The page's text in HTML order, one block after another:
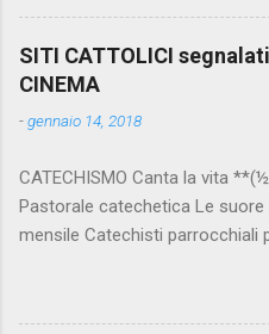
SITI CATTOLICI
CINEMA
-gennaio 14, 2018
CATECHISMO Canta la vita
Pastorale catechetica Le
mensile Catechisti parrocchiali
www.facebook.com/